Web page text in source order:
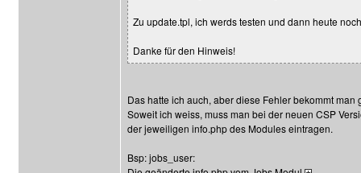
Zu update.tpl, ich werds testen und dann heute
Danke für den Hinweis!
Das hatte ich auch, aber diese Fehler bekommt man
Soweit ich weiss, muss man bei der neuen CSP
der jeweiligen info.php des Modules eintragen.
Bsp: jobs_user: